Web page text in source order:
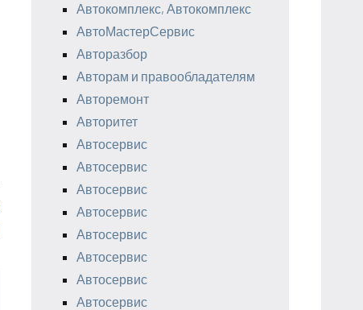
Автокомплекс, Автокомплекс
АвтоМастерСервис
Авторазбор
Авторам и правообладателям
Авторемонт
Авторитет
Автосервис
Автосервис
Автосервис
Автосервис
Автосервис
Автосервис
Автосервис
Автосервис